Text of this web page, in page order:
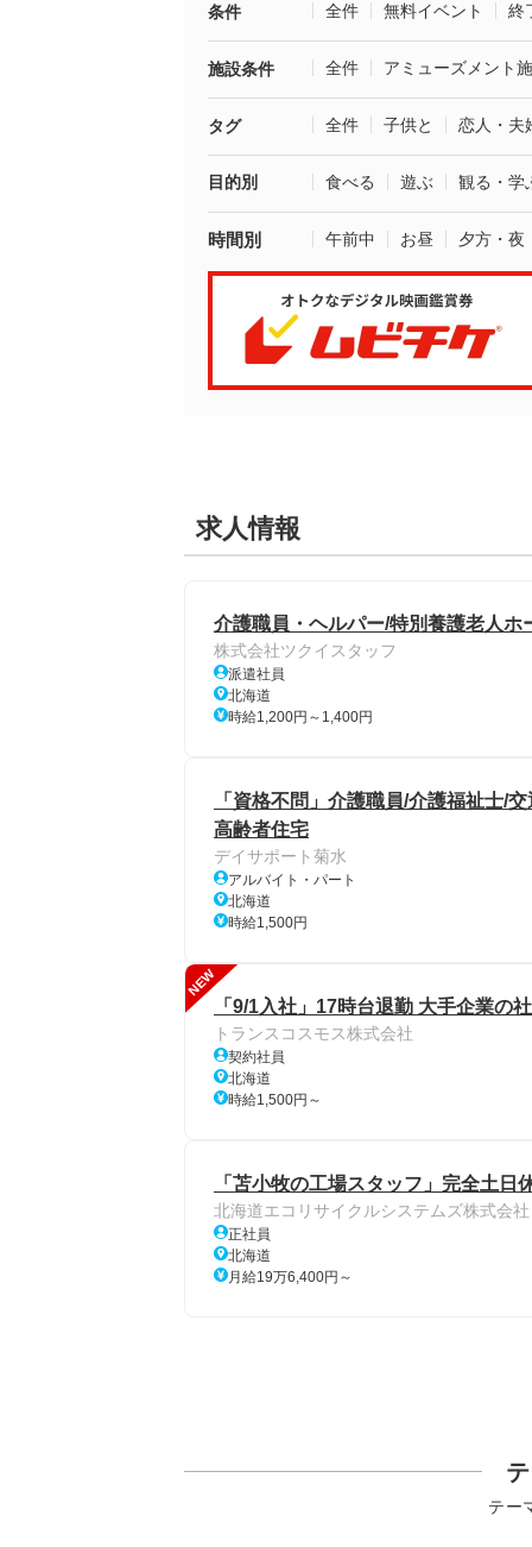
条件 全件 無料イベント 終
施設条件 全件 アミューズメント
タグ 全件 子供と 恋人・夫
目的別 食べる 遊ぶ 観る・学
時間別 午前中 お昼 夕方・夜
求人情報
介護職員・ヘルパー/特別養護老人
株式会社ツクイスタッフ
派遣社員
北海道
時給1,200円～1,400円
「資格不問」介護職員/介護福祉士/
高齢者住宅
デイサポート菊水
アルバイト・パート
北海道
時給1,500円
NEW
「9/1入社」17時台退勤 大手企業の
トランスコスモス株式会社
契約社員
北海道
時給1,500円～
「苫小牧の工場スタッフ」完全土
北海道エコリサイクルシステムズ株式会社
正社員
北海道
月給19万6,400円～
テー